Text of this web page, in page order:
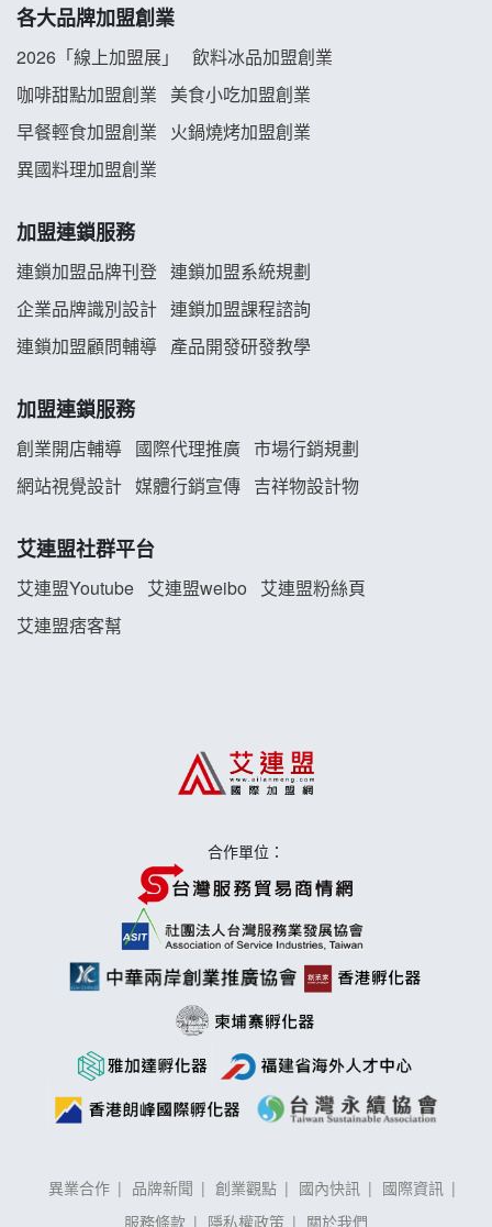
龍涎居好湯加盟說明會
舒油頭加盟說明會
義氣豐發雞加盟說明會
Mr.Wish加盟說明會
雞咕雞咕加盟說明會
TEA TOP加盟說明會
珍好味臭臭鍋加盟說明會
藍象廷泰式火鍋加盟說明會
日十。早午食加盟說明會
莫尼早餐Morni加盟說明會
各大品牌加盟創業
2026「線上加盟展」
飲料冰品加盟創業
咖啡甜點加盟創業
美食小吃加盟創業
早餐輕食加盟創業
火鍋燒烤加盟創業
異國料理加盟創業
加盟連鎖服務
連鎖加盟品牌刊登 連鎖加盟系統規劃
企業品牌識別設計 連鎖加盟課程諮詢
連鎖加盟顧問輔導 產品開發研發教學
加盟連鎖服務
創業開店輔導 國際代理推廣 市場行銷規劃
網站視覺設計 媒體行銷宣傳 吉祥物設計物
艾連盟社群平台
艾連盟Youtube 艾連盟weibo
艾連盟粉絲頁
艾連盟痞客幫
合作單位：
異業合作 品牌新聞 創業觀點 國內快訊
國際資訊
服務條款
隱私權政策 關於我們